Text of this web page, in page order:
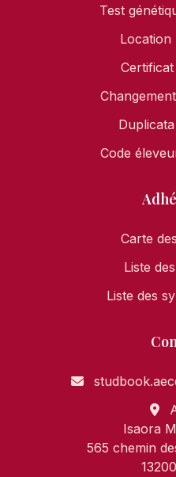
Test
Location
Certificat
Code
Carte
Liste
Liste des
Isaora
565 chemin